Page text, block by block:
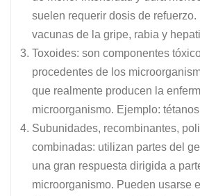
suelen requerir dosis de
vacunas de la gripe, rabia y
Toxoides: son componentes
procedentes de los
que realmente producen la
microorganismo. Ejemplo:
Subunidades, recombinantes,
combinadas: utilizan partes del
una gran respuesta dirigida a
microorganismo. Pueden usarse